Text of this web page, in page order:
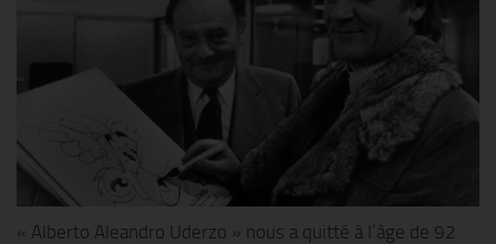
« Alberto Aleandro Uderzo » nous a quitté à l’âge de 92